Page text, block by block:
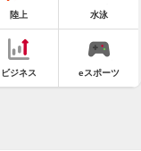
陸上 水泳
ビジネス eスポーツ